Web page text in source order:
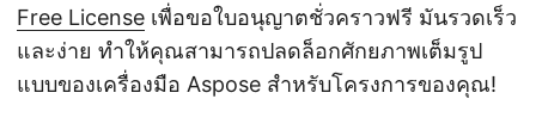
Free License เพื่อขอใบอนุญาตชั่วคราวฟรี มันรวดเร็ว
และง่าย ทำให้คุณสามารถปลดล็อกศักยภาพเต็มรูป
แบบของเครื่องมือ Aspose สำหรับโครงการของคุณ!